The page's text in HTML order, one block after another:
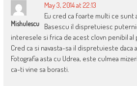
Mishulescu
May 3, 2014 at 22:13
Eu cred ca foarte multi ce sunt
Basescu il dispretuiesc
interesele si frica de acest clovn penibil al
Cred ca si navasta-sa il dispretuieste daca
Fotografia asta cu Udrea, este culmea
ca-ti vine sa borasti.